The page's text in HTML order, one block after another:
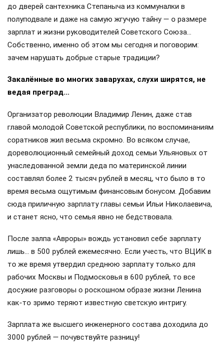
до дверей сантехника Степаныча из коммуналки в
полуподвале и даже на самую жгучую тайну — о размере
зарплат и жизни руководителей Советского Союза…
Собственно, именно об этом мы сегодня и поговорим:
зачем нарушать добрые старые традиции?
Закалённые во многих заварухах, слухи ширятся, не
ведая преград…
Организатор революции Владимир Ленин, даже став
главой молодой Советской республики, по воспоминаниям
соратников жил весьма скромно. Во всяком случае,
дореволюционный семейный доход семьи Ульяновых от
унаследованной земли деда по материнской линии
составлял более 2 тысяч рублей в месяц, что было в то
время весьма ощутимым финансовым бонусом. Добавим
сюда приличную зарплату главы семьи Ильи Николаевича,
и станет ясно, что семья явно не бедствовала.
После залпа «Авроры» вождь установил себе зарплату
лишь… в 500 рублей ежемесячно. Если учесть, что ВЦИК в
то же время утвердил среднюю зарплату только для
рабочих Москвы и Подмосковья в 600 рублей, то все
досужие разговоры о роскошном образе жизни Ленина
как-то зримо теряют известную светскую интригу.
Зарплата же высшего инженерного состава доходила до
3000 рублей — почувствуйте разницу!